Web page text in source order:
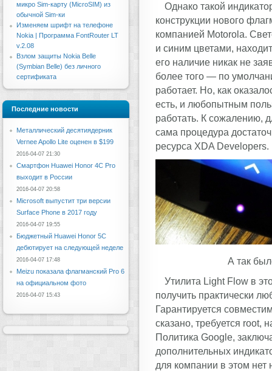
Однако такой
конструкции нового
компанией Motorola.
и синим цветами,
его наличие никак не
более того — по
работает. Но, как
есть, и любопытным
работать. К сожалению,
сама процедура
ресурса XDA Developers.
А так
Утилита Light Flow в
получить практически
Гарантируется
сказано, требуется root,
Политика Google,
дополнительных
для компании в этом
микро Sim-карту (MicroSIM) из
обычной Sim-ки
Изменяем шрифт на телефоне
Nokia | Программа FontRouter LT
v.2.08
Взлом защиты Nokia Belle
(Symbian Belle) без личного
сертификата
Последние новости
Металлический десятиядерник
Vernee Apollo Lite оценен в $199
2016-04-07 21:30
Смартфон Huawei Honor 4C Pro
выходит в России
2016-04-07 20:58
Microsoft выпустит три версии
Surface Phone в 2017 году
2016-04-07 19:55
Бюджетный Huawei Honor 5C
дебютирует на следующей неделе
2016-04-07 17:48
Meizu показала флагманский Pro 6
на официальном фото
2016-04-07 15:43